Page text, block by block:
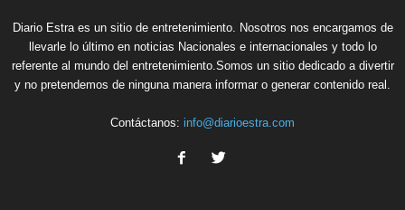
Diario Estra es un sitio de entretenimiento. Nosotros nos encargamos de
llevarle lo último en noticias Nacionales e internacionales y todo lo
referente al mundo del entretenimiento.Somos un sitio dedicado a divertir
y no pretendemos de ninguna manera informar o generar contenido real.
Contáctanos: info@diarioestra.com